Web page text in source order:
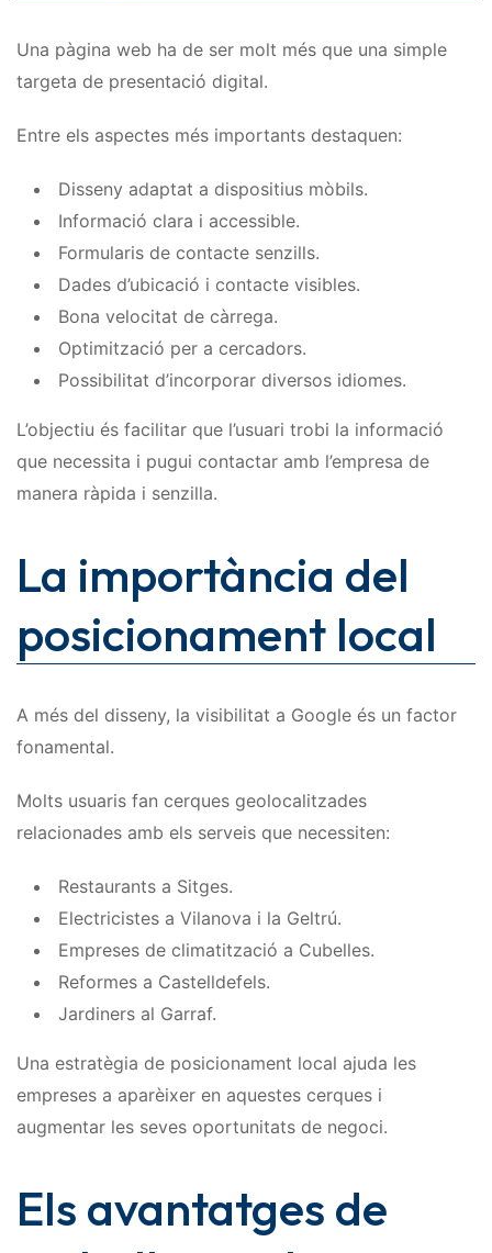
Una pàgina web ha de ser molt més que una simple
targeta de presentació digital.
Entre els aspectes més importants destaquen:
Disseny adaptat a dispositius mòbils.
Informació clara i accessible.
Formularis de contacte senzills.
Dades d’ubicació i contacte visibles.
Bona velocitat de càrrega.
Optimització per a cercadors.
Possibilitat d’incorporar diversos idiomes.
L’objectiu és facilitar que l’usuari trobi la informació
que necessita i pugui contactar amb l’empresa de
manera ràpida i senzilla.
La importància del
posicionament local
A més del disseny, la visibilitat a Google és un factor
fonamental.
Molts usuaris fan cerques geolocalitzades
relacionades amb els serveis que necessiten:
Restaurants a Sitges.
Electricistes a Vilanova i la Geltrú.
Empreses de climatització a Cubelles.
Reformes a Castelldefels.
Jardiners al Garraf.
Una estratègia de posicionament local ajuda les
empreses a aparèixer en aquestes cerques i
augmentar les seves oportunitats de negoci.
Els avantatges de